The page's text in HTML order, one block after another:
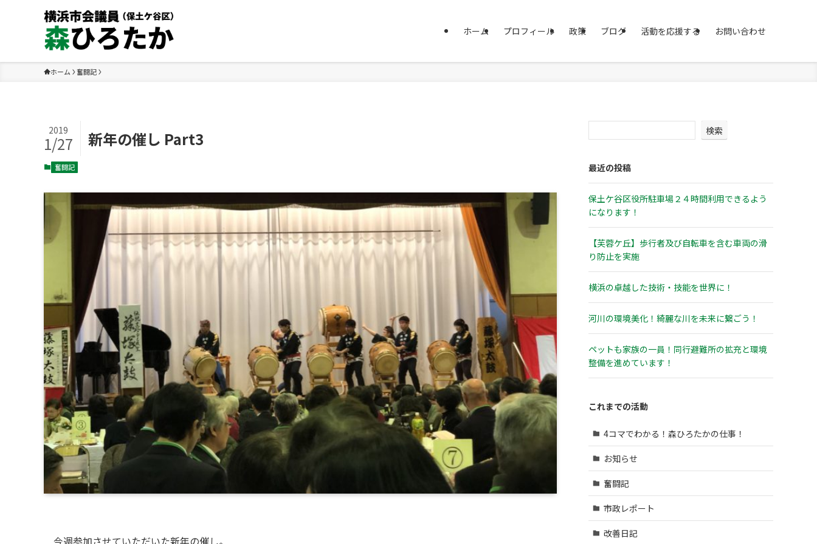
ホーム プロフィール 政策 ブログ 活動を応援する お問い合わせ
ホーム 奮闘記
新年の催し Part3
2019
1/27
奮闘記
今週参加させていただいた新年の催し。
検索
最近の投稿
保土ケ谷区役所駐車場２４時間利用できるよう
になります！
【芙蓉ケ丘】歩行者及び自転車を含む車両の滑
り防止を実施
横浜の卓越した技術・技能を世界に！
河川の環境美化！綺麗な川を未来に繋ごう！
ペットも家族の一員！同行避難所の拡充と環境
整備を進めています！
これまでの活動
4コマでわかる！森ひろたかの仕事！
お知らせ
奮闘記
市政レポート
改善日記